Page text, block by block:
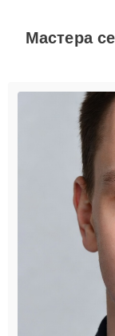
Мастера